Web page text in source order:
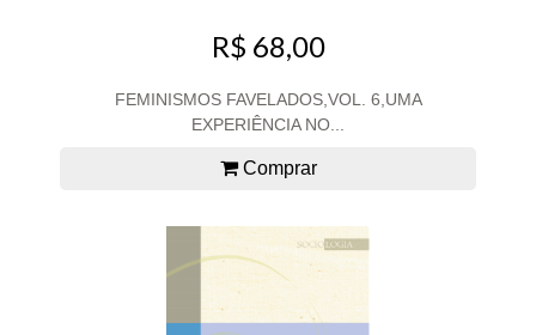
R$ 68,00
FEMINISMOS FAVELADOS,VOL. 6,UMA
EXPERIÊNCIA NO...
Comprar